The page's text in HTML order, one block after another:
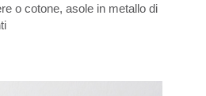
o cotone, asole in metallo di